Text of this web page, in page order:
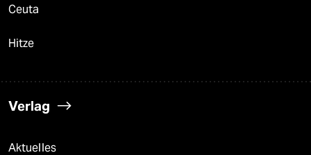
Ceuta
Hitze
Verlag
Aktuelles